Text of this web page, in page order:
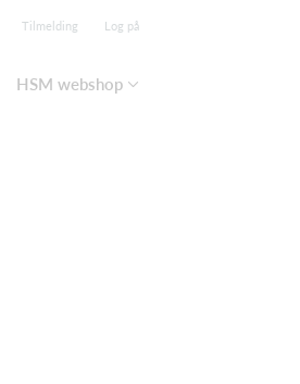
Tilmelding Log på
HSM webshop